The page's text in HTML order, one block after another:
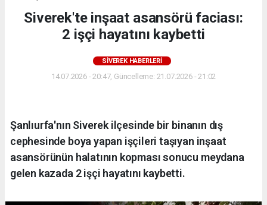
Siverek'te inşaat asansörü faciası:
2 işçi hayatını kaybetti
SIVEREK HABERLERI
14.07.2026 - 20:47, Güncelleme: 21.07.2026 - 21:02
Şanlıurfa'nın Siverek ilçesinde bir binanın dış
cephesinde boya yapan işçileri taşıyan inşaat
asansörünün halatının kopması sonucu meydana
gelen kazada 2 işçi hayatını kaybetti.